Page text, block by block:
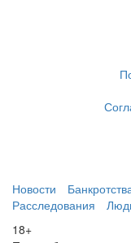
Расследования
18+
При любом